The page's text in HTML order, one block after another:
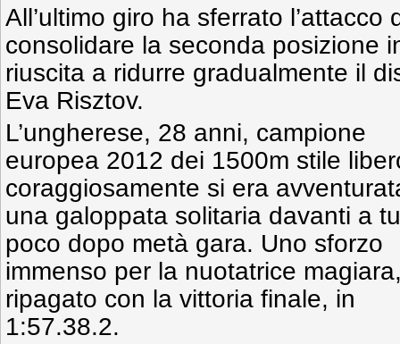
All’ultimo giro ha sferrato l’attacco
consolidare la seconda posizione
riuscita a ridurre gradualmente il
Eva Risztov.
L’ungherese, 28 anni, campione
europea 2012 dei 1500m stile
coraggiosamente si era
una galoppata solitaria davanti a
poco dopo metà gara. Uno sforzo
immenso per la nuotatrice
ripagato con la vittoria finale, in
1:57.38.2.